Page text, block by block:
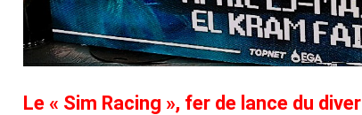
Le « Sim Racing », fer de lance du